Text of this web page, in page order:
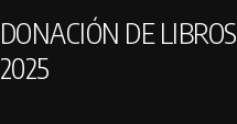
DONACIÓN DE LIBROS
2025